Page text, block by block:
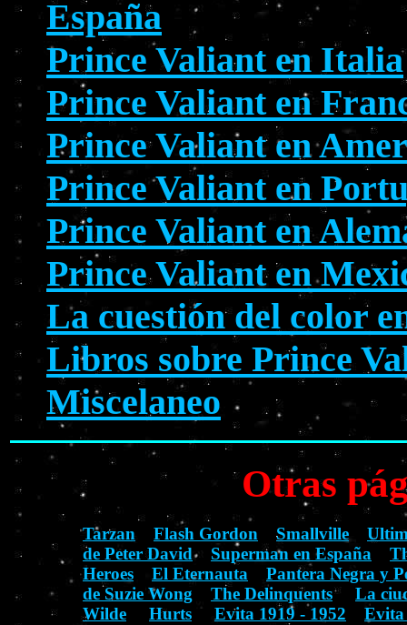
España
Prince Valiant en Italia
Prince Valiant en
Prince Valiant en
Prince Valiant en
Prince Valiant en
Prince Valiant en
La cuestión del color
Libros sobre Prince
Miscelaneo
Otras
Tarzan Flash Gordon Smallville
de Peter David
Superman en España
Heroes
El Eternauta
Pantera Negra y
de Suzie Wong
The Delinquents
La
Wilde
Hurts Evita 1919 - 1952
Evita